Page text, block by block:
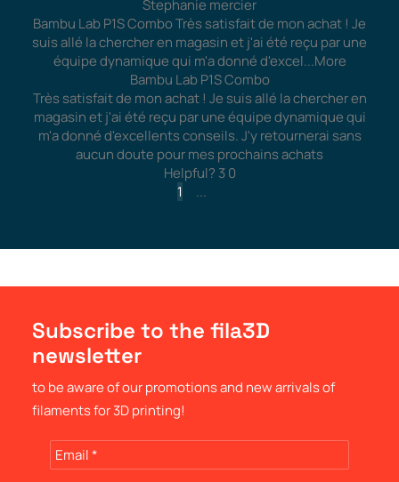
Stephanie mercier
Bambu Lab P1S Combo Très satisfait de mon achat ! Je
suis allé la chercher en magasin et j'ai été reçu par une
équipe dynamique qui m'a donné d'excel...More
Bambu Lab P1S Combo
Très satisfait de mon achat ! Je suis allé la chercher en
magasin et j'ai été reçu par une équipe dynamique qui
m'a donné d'excellents conseils. J'y retournerai sans
aucun doute pour mes prochains achats
Helpful? 30
1
...
Subscribe to the fila3D
newsletter
to be aware of our promotions and new arrivals of
filaments for 3D printing!